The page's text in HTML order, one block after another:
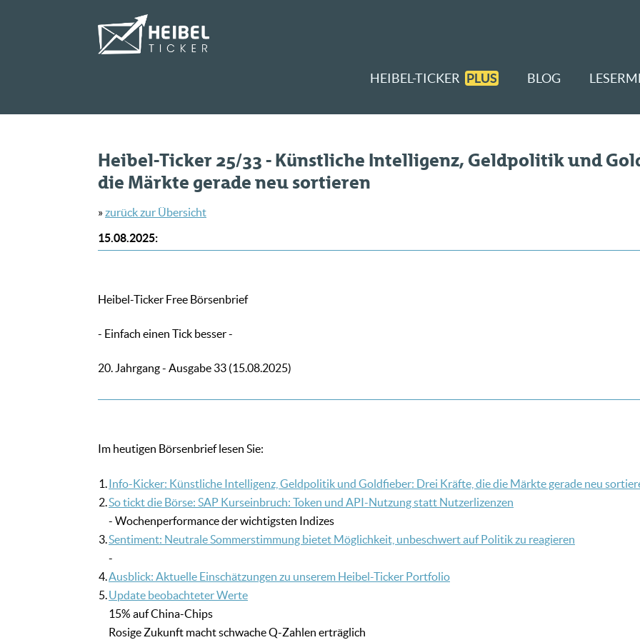
HEIBEL-TICKER PLUS BLOG
Heibel-Ticker 25/33 - Künstliche Intelligenz, Geldpolitik und
die Märkte gerade neu sortieren
»zurück zur Übersicht
15.08.2025:
Heibel-Ticker Free Börsenbrief
- Einfach einen Tick besser -
20. Jahrgang - Ausgabe 33 (15.08.2025)
Im heutigen Börsenbrief lesen Sie:
1.Info-Kicker: Künstliche Intelligenz, Geldpolitik und Goldfieber: Drei Kräfte, die die Märkte gerade neu
2.So tickt die Börse: SAP Kurseinbruch: Token und API-Nutzung statt Nutzerlizenzen
- Wochenperformance der wichtigsten Indizes
3.Sentiment: Neutrale Sommerstimmung bietet Möglichkeit, unbeschwert auf Politik zu reagieren
-
4.Ausblick: Aktuelle Einschätzungen zu unserem Heibel-Ticker Portfolio
5.Update beobachteter Werte
15% auf China-Chips
Rosige Zukunft macht schwache Q-Zahlen erträglich